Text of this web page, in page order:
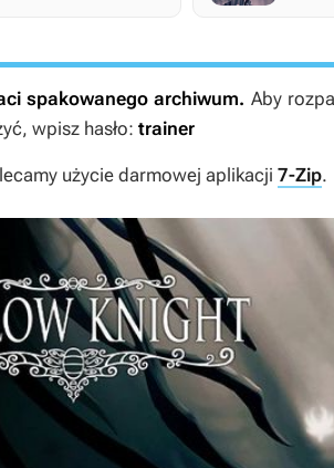
spakowanego archiwum. Aby
wpisz hasło: trainer
użycie darmowej aplikacji 7-Zip.